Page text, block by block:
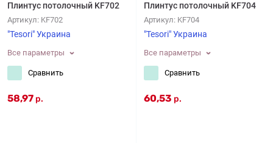
Плинтус потолочный KF702
Артикул: KF702
"Tesori" Украина
Все параметры
Сравнить
58,97 р.
Плинтус потолочный KF704
Артикул: KF704
"Tesori" Украина
Все параметры
Сравнить
60,53 р.